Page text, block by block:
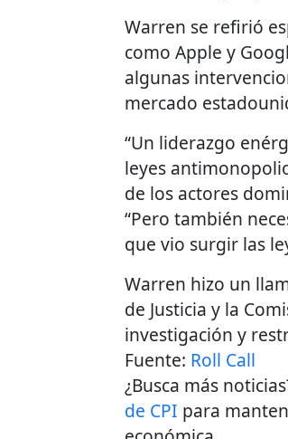
Warren se refirió
como Apple y
algunas
mercado
“Un liderazgo
leyes
de los actores
“Pero también
que vio surgir las
Warren hizo un
de Justicia y la
investigación y
Fuente: Roll Call
¿Busca más
de CPI para